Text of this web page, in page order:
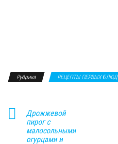
Рубрика РЕЦЕПТЫ ПЕРВЫХ БЛЮД
Дрожжевой
пирог с
малосольными
огурцами и